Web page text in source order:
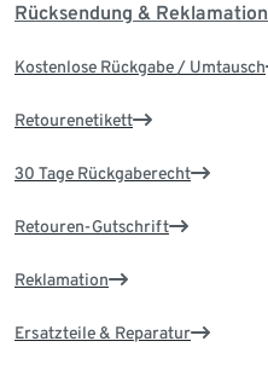
Rücksendung & Reklamation
Kostenlose Rückgabe / Umtausch
Retourenetikett
30 Tage Rückgaberecht
Retouren-Gutschrift
Reklamation
Ersatzteile & Reparatur